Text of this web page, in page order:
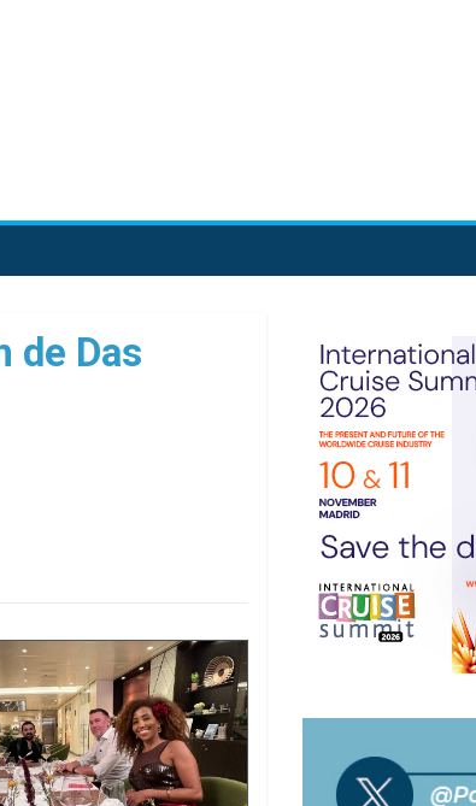
de Das